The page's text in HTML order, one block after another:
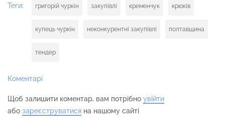
Теги: григорій чуркін закупівлі кременчук крюків
купець чуркін неконкурентні закупівлі полтавщина
тендер
Коментарі
Щоб залишити коментар, вам потрібно увійти
або зареєструватися на нашому сайті